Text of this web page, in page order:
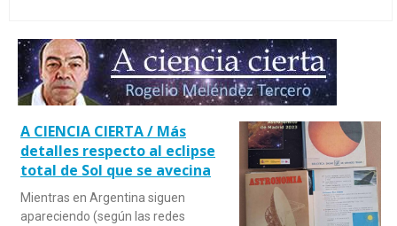
A CIENCIA CIERTA / Más
detalles respecto al eclipse
total de Sol que se avecina
Mientras en Argentina siguen
apareciendo (según las redes